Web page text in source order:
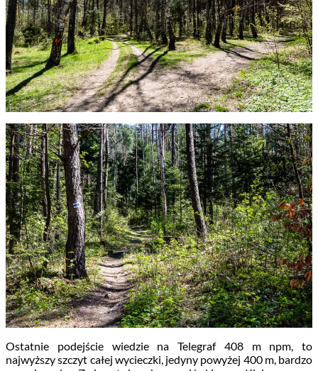
Ostatnie podejście wiedzie na Telegraf 408 m npm, to
najwyższy szczyt całej wycieczki, jedyny powyżej 400 m, bardzo